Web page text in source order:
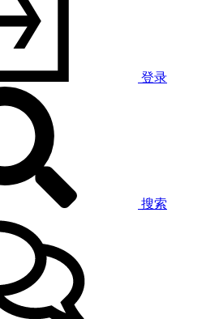
登录
搜索